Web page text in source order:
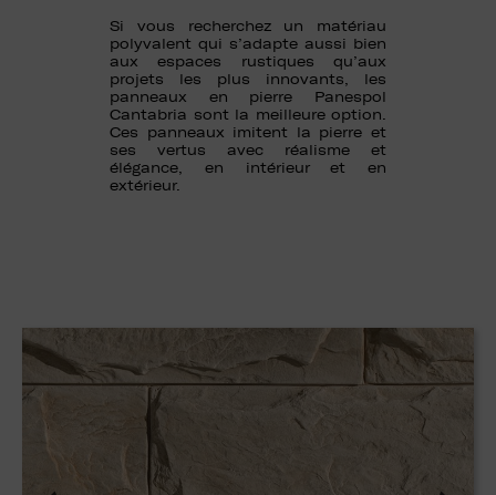
Si vous recherchez un matériau
polyvalent qui s’adapte aussi bien
aux espaces rustiques qu’aux
projets les plus innovants, les
panneaux en pierre Panespol
Cantabria sont la meilleure option.
Ces panneaux imitent la pierre et
ses vertus avec réalisme et
élégance, en intérieur et en
extérieur.